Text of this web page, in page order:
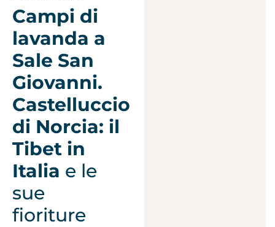
Campi di
lavanda a
Sale San
Giovanni.
Castelluccio
di Norcia: il
Tibet in
Italia e le
sue
fioriture